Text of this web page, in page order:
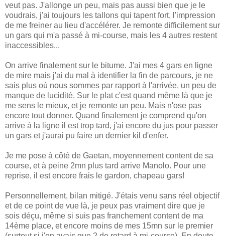
veut pas. J'allonge un peu, mais pas aussi bien que je le
voudrais, j'ai toujours les tallons qui tapent fort, l'impression
de me freiner au lieu d'accélérer. Je remonte difficilement sur
un gars qui m'a passé à mi-course, mais les 4 autres restent
inaccessibles...
On arrive finalement sur le bitume. J'ai mes 4 gars en ligne
de mire mais j'ai du mal à identifier la fin de parcours, je ne
sais plus où nous sommes par rapport à l'arrivée, un peu de
manque de lucidité. Sur le plat c'est quand même là que je
me sens le mieux, et je remonte un peu. Mais n'ose pas
encore tout donner. Quand finalement je comprend qu'on
arrive à la ligne il est trop tard, j'ai encore du jus pour passer
un gars et j'aurai pu faire un dernier kil d'enfer.
Je me pose à côté de Gaetan, moyennement content de sa
course, et à peine 2mn plus tard arrive Manolo. Pour une
reprise, il est encore frais le gardon, chapeau gars!
Personnellement, bilan mitigé. J'étais venu sans réel objectif
et de ce point de vue là, je peux pas vraiment dire que je
sois déçu, même si suis pas franchement content de ma
14ème place, et encore moins de mes 15mn sur le premier